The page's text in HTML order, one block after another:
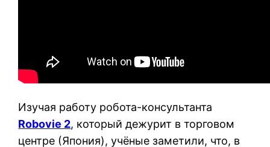
Изучая работу робота-консультанта
Robovie 2, который дежурит в торговом
центре (Япония), учёные заметили, что, в